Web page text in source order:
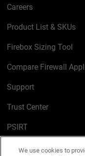
Careers
Product List & SKUs
Firebox Sizing Tool
Compare Firewall
Support
Trust Center
PSIRT
Cookie Policy
We use cookies to